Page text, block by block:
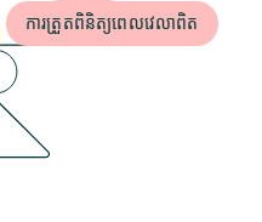
ការត្រួតពិនិត្យពេលវេលាពិត